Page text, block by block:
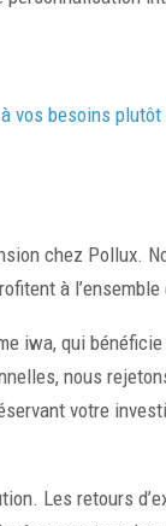
vos besoins plutôt
chez Pollux.
à l’ensemble
iwa, qui
nous
votre
Les retours